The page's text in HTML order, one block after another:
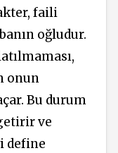
faili
oğludur.
onun
Bu durum
ve
define